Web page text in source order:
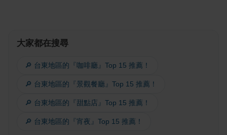
大家都在搜尋
🔎 台東地區的『咖啡廳』Top 15 推薦！
🔎 台東地區的『景觀餐廳』Top 15 推薦！
🔎 台東地區的『甜點店』Top 15 推薦！
🔎 台東地區的『宵夜』Top 15 推薦！